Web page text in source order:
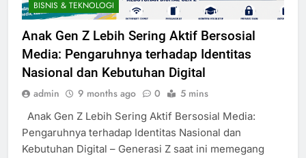
BISNIS & TEKNOLOGI
Anak Gen Z Lebih Sering Aktif Bersosial
Media: Pengaruhnya terhadap Identitas
Nasional dan Kebutuhan Digital
admin 9 months ago 0 5 mins
Anak Gen Z Lebih Sering Aktif Bersosial Media:
Pengaruhnya terhadap Identitas Nasional dan
Kebutuhan Digital – Generasi Z saat ini memegang